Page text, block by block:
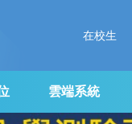
雲端系統
在校生